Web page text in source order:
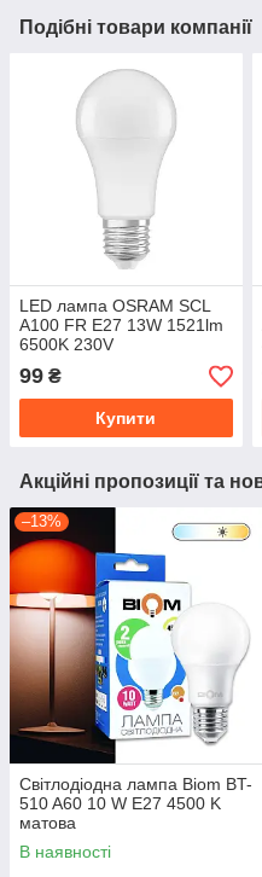
Подібні товари компанії
LED лампа OSRAM SCL
A100 FR E27 13W 1521lm
6500K 230V
(4058075304277)
99 ₴
Купити
Акційні пропозиції та
–13%
Світлодіодна лампа Biom BT-
510 A60 10 W E27 4500 K
матова
В наявності